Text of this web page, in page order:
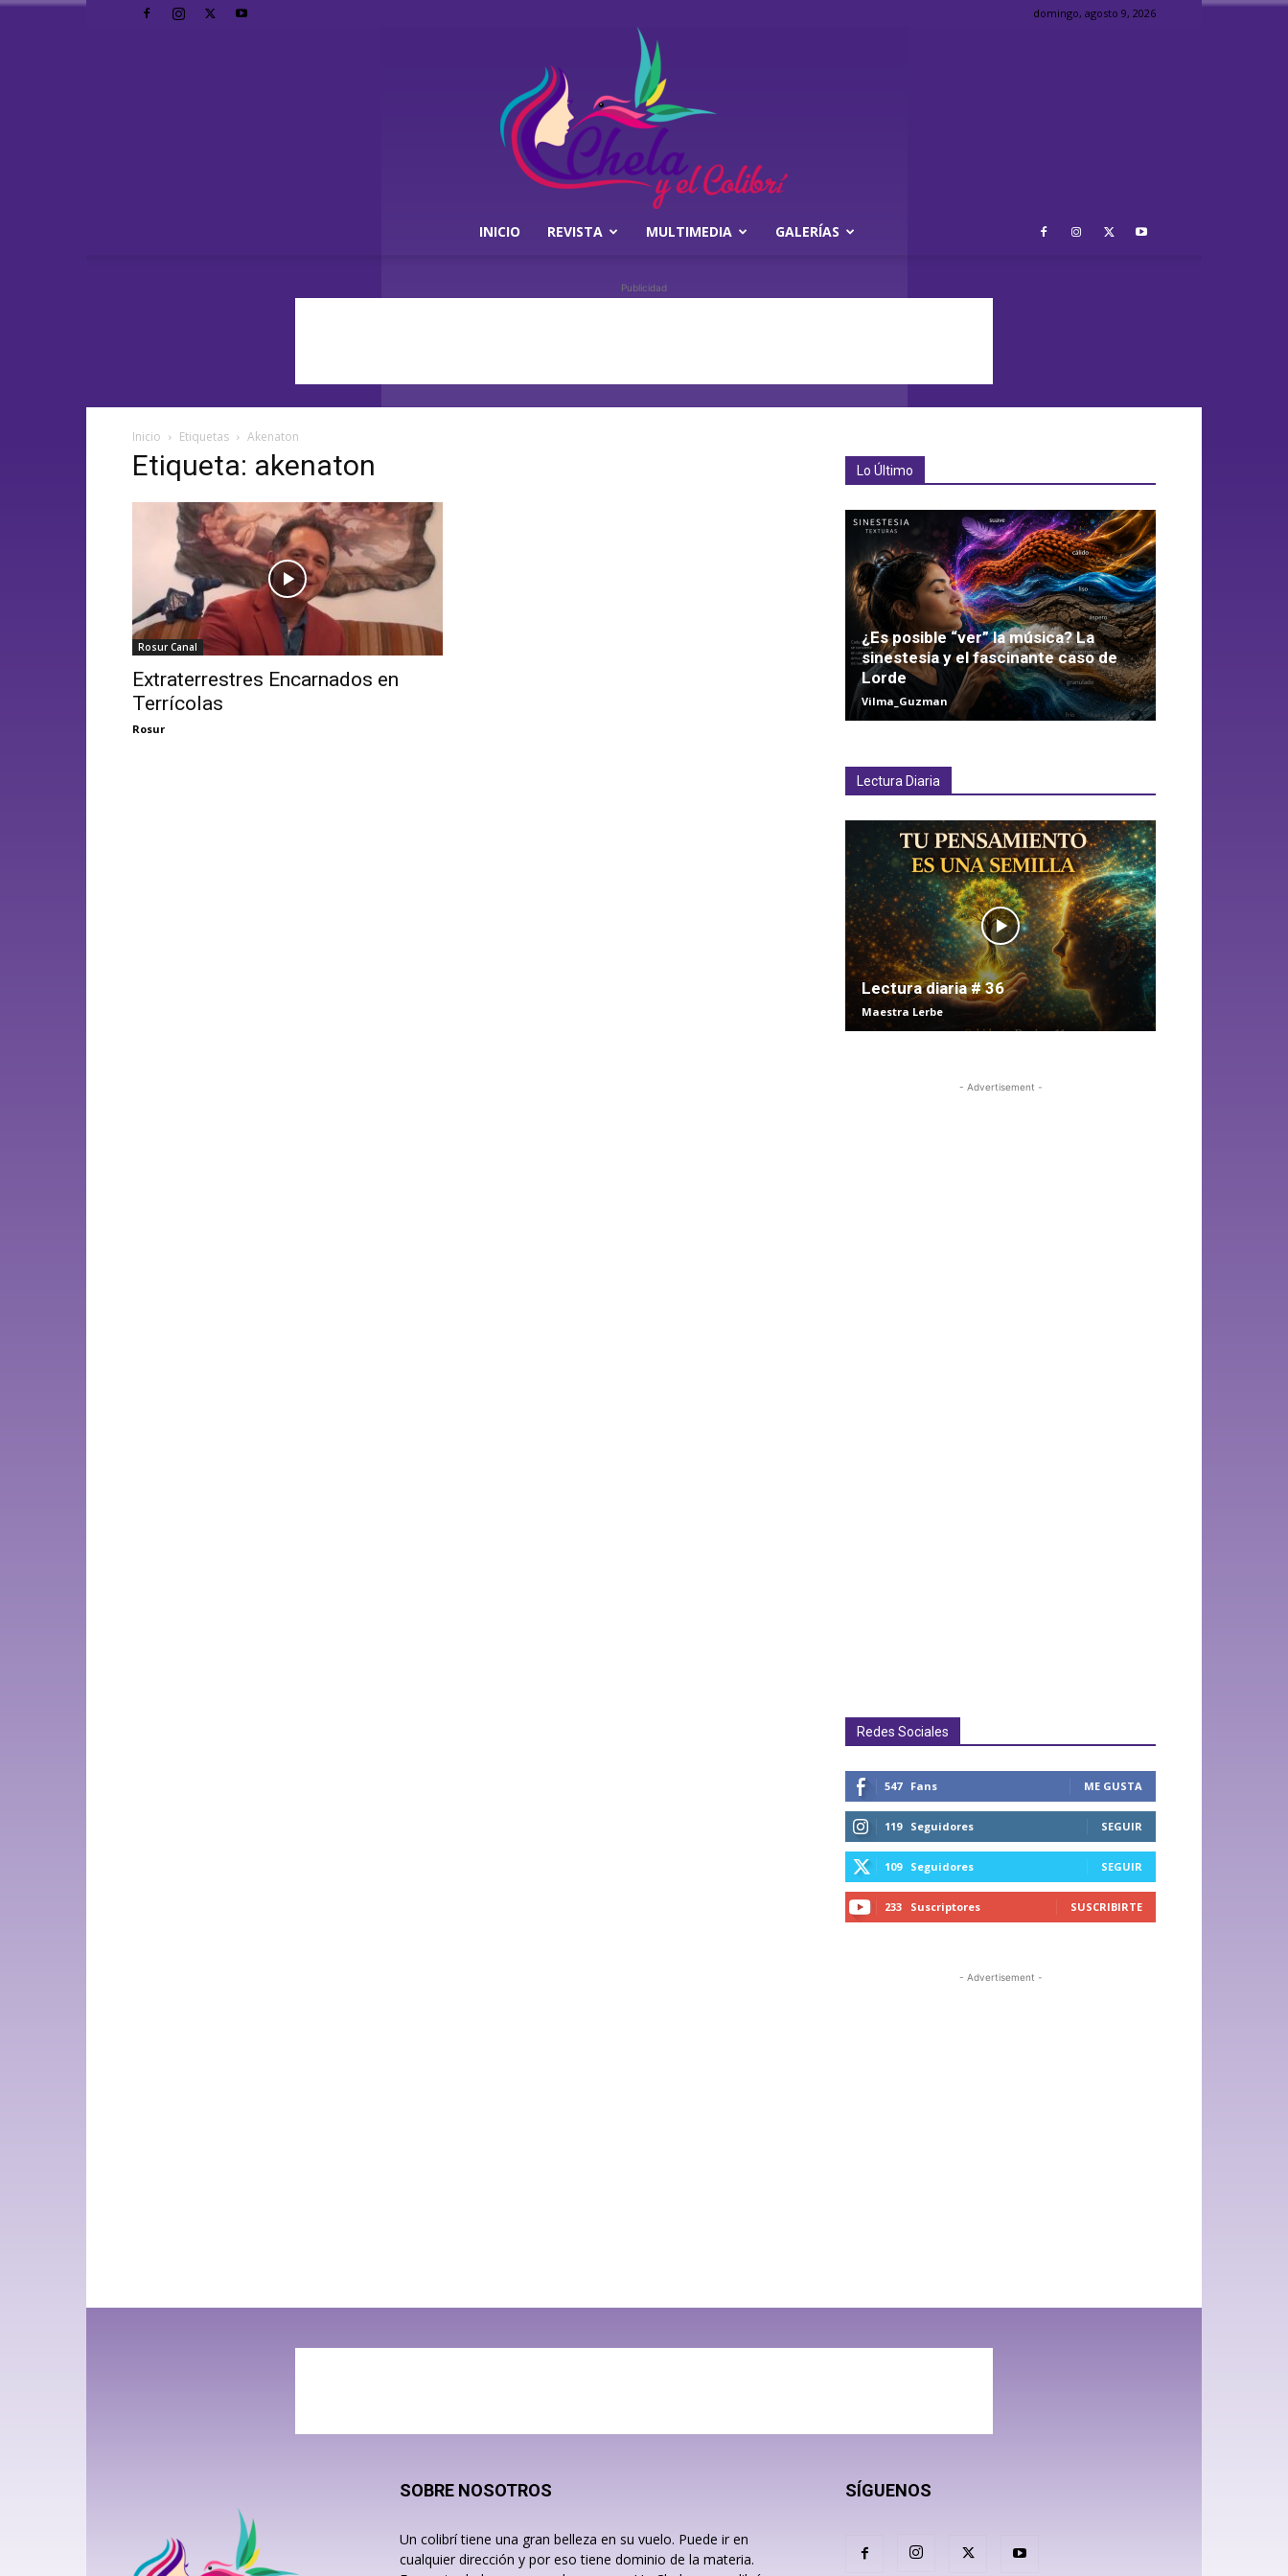
domingo, agosto 9, 2026
INICIO REVISTA MULTIMEDIA GALERÍAS
Publicidad
Inicio Etiquetas Akenaton
Etiqueta: akenaton
Rosur Canal
Extraterrestres Encarnados en
Terrícolas
Rosur
Lo Último
¿Es posible “ver” la música? La
sinestesia y el fascinante caso de
Lorde
Vilma_Guzman
Lectura Diaria
Lectura diaria # 36
Maestra Lerbe
- Advertisement -
Redes Sociales
547 Fans ME GUSTA
119 Seguidores SEGUIR
109 Seguidores SEGUIR
233 Suscriptores SUSCRIBIRTE
- Advertisement -
SOBRE NOSOTROS
Un colibrí tiene una gran belleza en su vuelo. Puede ir en
cualquier dirección y por eso tiene dominio de la materia.
SÍGUENOS